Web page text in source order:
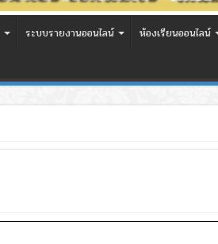
ระบบรายงานออนไลน์ ห้องเรียนออนไลน์